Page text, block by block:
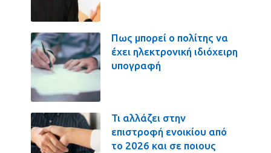
Πως μπορεί ο πολίτης να
έχει ηλεκτρονική ιδιόχειρη
υπογραφή
Τι αλλάζει στην
επιστροφή ενοικίου από
το 2026 και σε ποιους